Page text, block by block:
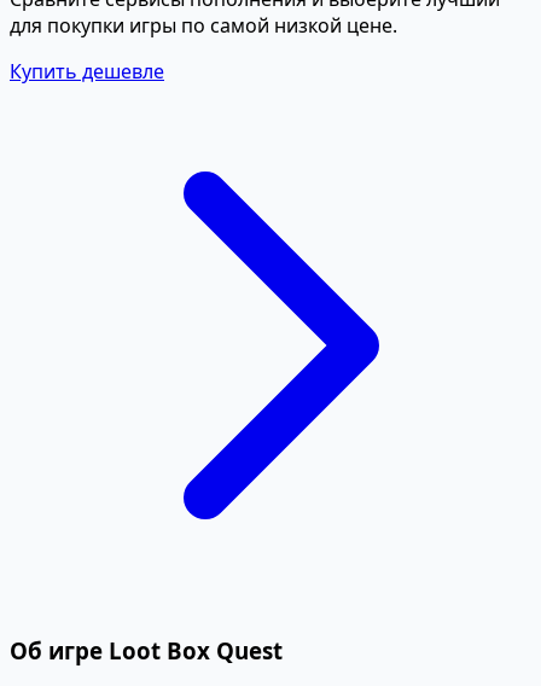
для покупки игры по самой низкой цене.
Купить дешевле
Об игре Loot Box Quest